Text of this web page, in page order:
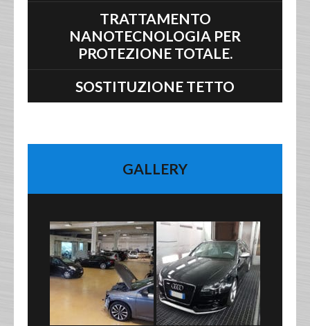
TRATTAMENTO
NANOTECNOLOGIA PER
PROTEZIONE TOTALE.
SOSTITUZIONE TETTO
GALLERY